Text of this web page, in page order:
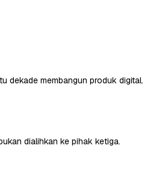
dekade membangun produk digital.
dialihkan ke pihak ketiga.